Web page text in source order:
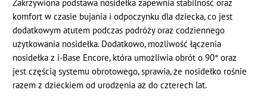
Zakrzywiona podstawa nosidełka zapewnia stabilność oraz
komfort w czasie bujania i odpoczynku dla dziecka, co jest
dodatkowym atutem podczas podróży oraz codziennego
użytkowania nosidełka. Dodatkowo, możliwość łączenia
nosidełka z i-Base Encore, która umożliwia obrót o 90° oraz
jest częścią systemu obrotowego, sprawia, że nosidełko rośnie
razem z dzieckiem od urodzenia aż do czterech lat.